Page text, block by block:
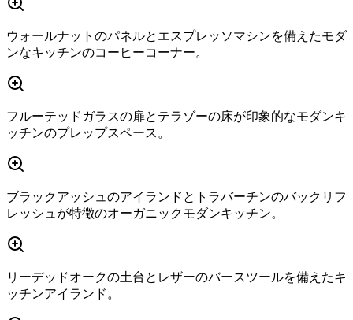
ウォールナットのパネルとエスプレッソマシンを備えたモダ
ンなキッチンのコーヒーコーナー。
フルーテッドガラスの扉とテラゾーの床が印象的なモダンキ
ッチンのプレップスペース。
ブラックアッシュのアイランドとトラバーチンのバックリフ
レッシュが特徴のオーガニックモダンキッチン。
リーデッドオークの土台とレザーのバースツールを備えたキ
ッチンアイランド。